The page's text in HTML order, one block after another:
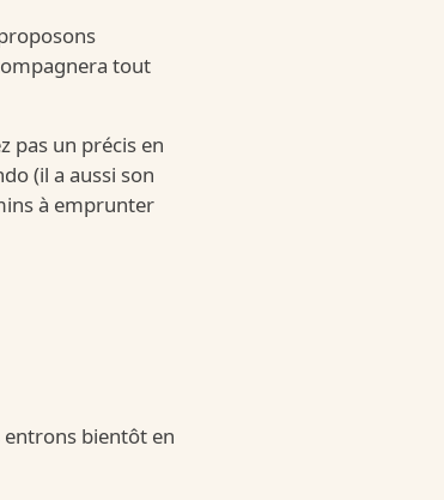
tout
pas un précis en
(il a aussi son
à emprunter
entrons bientôt en